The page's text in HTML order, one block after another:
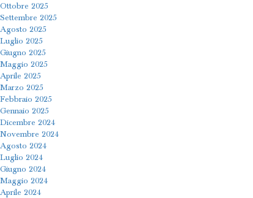
Ottobre 2025
Settembre 2025
Agosto 2025
Luglio 2025
Giugno 2025
Maggio 2025
Aprile 2025
Marzo 2025
Febbraio 2025
Gennaio 2025
Dicembre 2024
Novembre 2024
Agosto 2024
Luglio 2024
Giugno 2024
Maggio 2024
Aprile 2024